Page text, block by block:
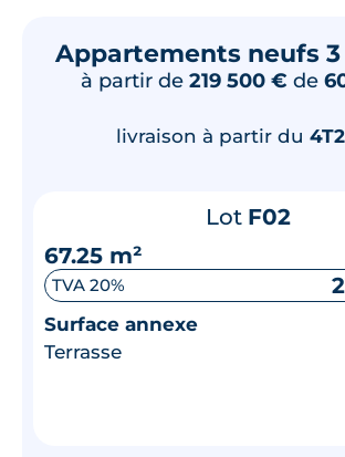
Appartements neufs 3
à partir de 219 500 € de
livraison à partir du
Lot F02
67.25 m²
TVA 20%
Surface annexe
Terrasse